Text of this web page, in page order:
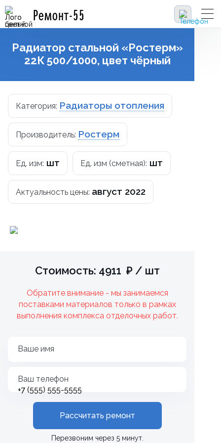
Ремонт-55
Радиатор стальной «Ростерм»
22К 500/1000, цвет чёрный
Категория: Радиаторы отопления
Производитель: Ростерм
Ед. изм: шт Ед. изм (сметная): шт
Актуальность цены: август 2022
Стоимость: 4911 ₽ / шт
Обратите внимание - мы занимаемся
поставками материалов только в рамках
выполнения комплекса отделочных работ.
Ваше имя
Ваш телефон
+7
Рассчитать ремонт
Перезвоним через 5 минут.